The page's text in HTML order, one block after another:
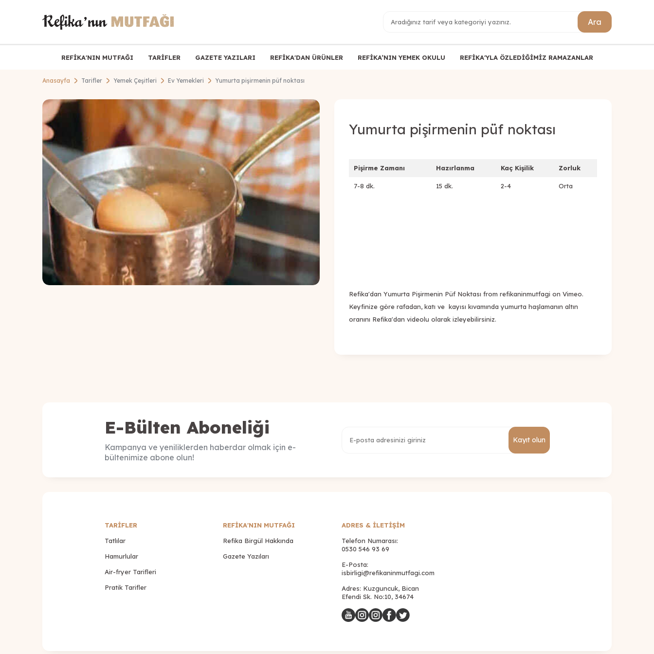
Ara
REFİKA'NIN MUTFAĞI TARİFLER GAZETE YAZILARI REFİKA'DAN ÜRÜNLER REFİKA’NIN YEMEK OKULU REFİKA'YLA ÖZLEDİĞİMİZ RAMAZANLAR
Anasayfa Tarifler Yemek Çeşitleri Ev Yemekleri Yumurta pişirmenin püf noktası
Yumurta pişirmenin püf noktası
Pişirme Zamanı Hazırlanma Kaç Kişilik Zorluk
7-8 dk. 15 dk. 2-4 Orta
Refika'dan Yumurta Pişirmenin Püf Noktası from refikaninmutfagi on Vimeo.
Keyfinize göre rafadan, katı ve kayısı kıvamında yumurta haşlamanın altın
oranını Refika'dan videolu olarak izleyebilirsiniz.
E-Bülten Aboneliği
Kampanya ve yeniliklerden haberdar olmak için e-
bültenimize abone olun!
Kayıt olun
TARİFLER
Tatlılar
Hamurlular
Air-fryer Tarifleri
Pratik Tarifler
REFİKA'NIN MUTFAĞI
Refika Birgül Hakkında
Gazete Yazıları
ADRES & İLETIŞIM
Telefon Numarası:
0530 546 93 69
E-Posta:
isbirligi@refikaninmutfagi.com
Adres: Kuzguncuk, Bican
Efendi Sk. No:10, 34674